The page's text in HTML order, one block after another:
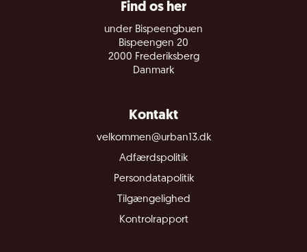
Find os her
under Bispeengbuen
Bispeengen 20
2000 Frederiksberg
Danmark
Kontakt
velkommen@urban13.dk
Adfærdspolitik
Persondatapolitik
Tilgængelighed
Kontrolrapport